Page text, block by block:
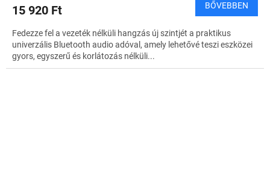
15 920 Ft BŐVEBBEN
Fedezze fel a vezeték nélküli hangzás új szintjét a praktikus
univerzális Bluetooth audio adóval, amely lehetővé teszi eszközei
gyors, egyszerű és korlátozás nélküli...